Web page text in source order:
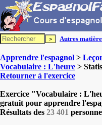
Autres
Apprendre l'espagnol >
Vocabulaire : L'heure >
Retourner à l'exercice
Exercice "Vocabulaire :
gratuit pour apprendre
Résultats des 23 401